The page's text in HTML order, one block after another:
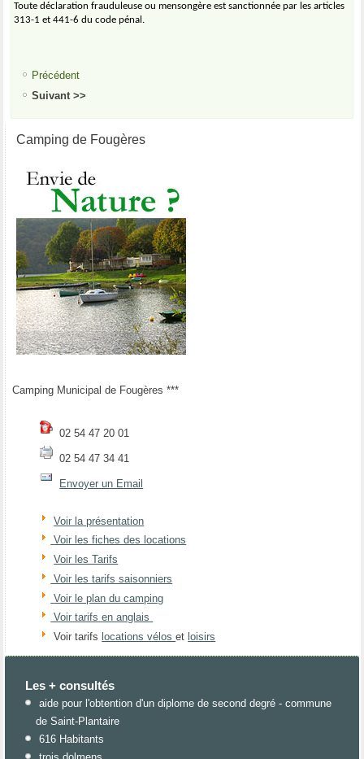
Toute déclaration frauduleuse ou mensongère est sanctionnée par les articles
313-1 et 441-6 du code pénal.
Précédent
Suivant >>
Camping de Fougères
Camping Municipal de Fougères ***
02 54 47 20 01
02 54 47 34 41
Envoyer un Email
Voir la présentation
Voir les fiches des locations
Voir les Tarifs
Voir les tarifs saisonniers
Voir le plan du camping
Voir tarifs en anglais
Voir tarifs locations véloset loisirs
Les + consultés
aide pour l'obtention d'un diplome de second degré - commune
de Saint-Plantaire
616 Habitants